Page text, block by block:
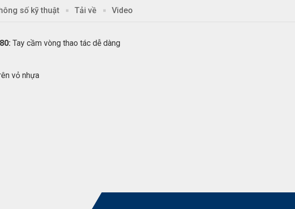
số kỹ thuật Tải về Video
Tay cầm vòng thao tác dễ dàng
vỏ nhựa